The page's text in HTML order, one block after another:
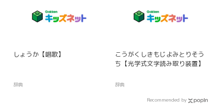
しょうか【唱歌】
辞典
こうがくしきもじよみとりそう
ち【光学式文字読み取り装置】
辞典
Recommended by